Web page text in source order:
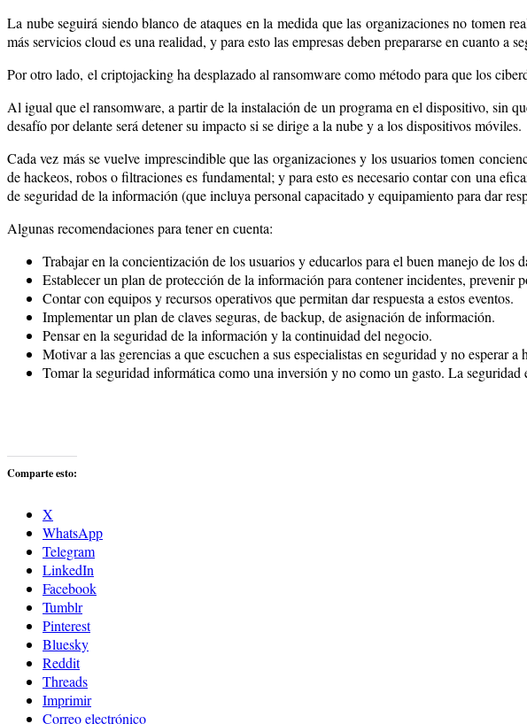
La nube seguirá siendo blanco de ataques en la medida que las organizaciones no tomen
más servicios cloud es una realidad, y para esto las empresas deben prepararse en cuanto a
Por otro lado, el criptojacking ha desplazado al ransomware como método para que los
Al igual que el ransomware, a partir de la instalación de un programa en el dispositivo, sin
desafío por delante será detener su impacto si se dirige a la nube y a los dispositivos móviles.
Cada vez más se vuelve imprescindible que las organizaciones y los usuarios tomen
de hackeos, robos o filtraciones es fundamental; y para esto es necesario contar con una
de seguridad de la información (que incluya personal capacitado y equipamiento para dar
Algunas recomendaciones para tener en cuenta:
Trabajar en la concientización de los usuarios y educarlos para el buen manejo de los
Establecer un plan de protección de la información para contener incidentes,
Contar con equipos y recursos operativos que permitan dar respuesta a estos eventos.
Implementar un plan de claves seguras, de backup, de asignación de información.
Pensar en la seguridad de la información y la continuidad del negocio.
Motivar a las gerencias a que escuchen a sus especialistas en seguridad y no esperar
Tomar la seguridad informática como una inversión y no como un gasto. La
Comparte esto:
X
WhatsApp
Telegram
LinkedIn
Facebook
Tumblr
Pinterest
Bluesky
Reddit
Threads
Imprimir
Correo electrónico